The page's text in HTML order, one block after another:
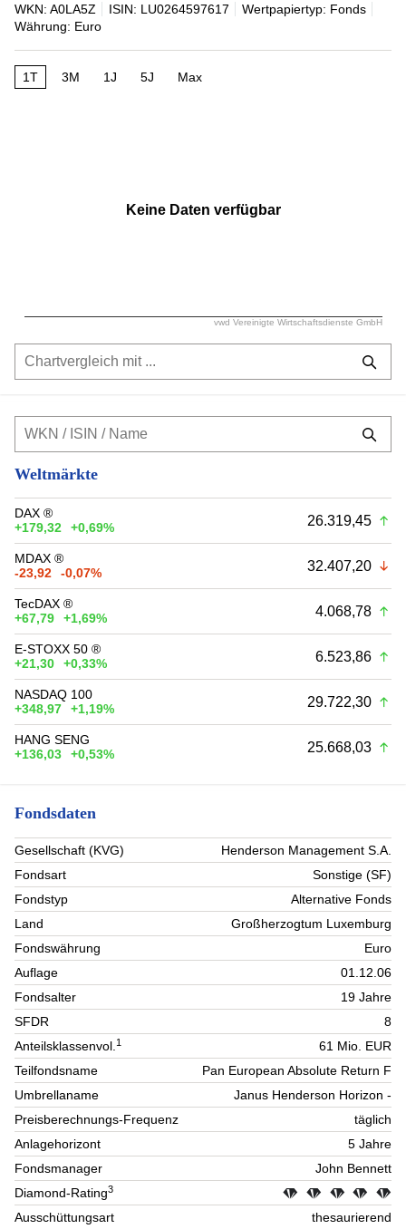
WKN: A0LA5Z ISIN: LU0264597617
Wertpapiertyp: Fonds
Währung: Euro
1T 3M 1J 5J Max
vwd Vereinigte Wirtschaftsdienste GmbH
Keine Daten verfügbar
Weltmärkte
DAX ®
+179,32
+0,69% 26.319,45
MDAX ®
-23,92
-0,07% 32.407,20
TecDAX ®
+67,79
+1,69% 4.068,78
E-STOXX 50 ®
+21,30
+0,33% 6.523,86
NASDAQ 100
+348,97
+1,19% 29.722,30
HANG SENG
+136,03
+0,53% 25.668,03
Fondsdaten
Gesellschaft (KVG)
Henderson Management S.A.
Fondsart
Sonstige (SF)
Fondstyp
Alternative Fonds
Land
Großherzogtum Luxemburg
Fondswährung
Euro
Auflage
01.12.06
Fondsalter
19 Jahre
SFDR
8
Anteilsklassenvol.1
61 Mio. EUR
Teilfondsname
Pan European Absolute Return F
Umbrellaname
Janus Henderson Horizon -
Preisberechnungs-Frequenz
täglich
Anlagehorizont
5 Jahre
Fondsmanager
John Bennett
Diamond-Rating3
Ausschüttungsart thesaurierend